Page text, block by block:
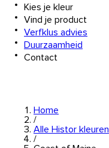
Kies je kleur
Vind je product
Verfklus advies
Duurzaamheid
Contact
Home
/
Alle Histor kleuren
/